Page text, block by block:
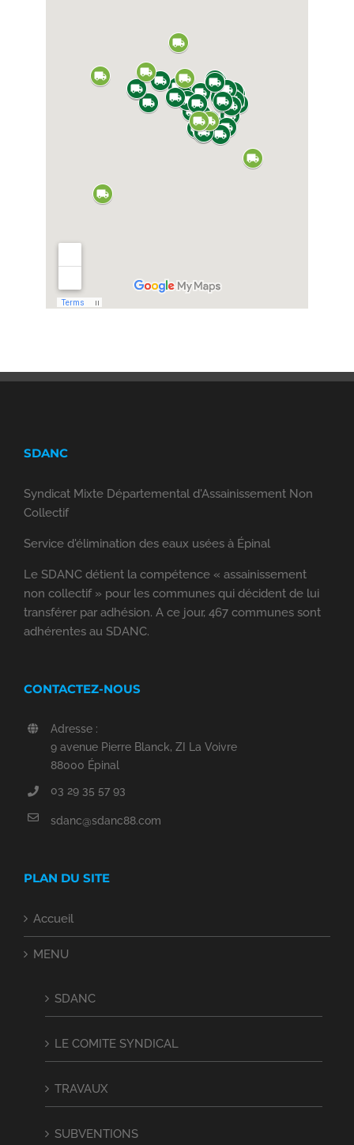
SDANC
Syndicat Mixte Départemental d'Assainissement Non
Collectif
Service d'élimination des eaux usées à Épinal
Le SDANC détient la compétence « assainissement
non collectif » pour les communes qui décident de lui
transférer par adhésion. A ce jour, 467 communes sont
adhérentes au SDANC.
CONTACTEZ-NOUS
Adresse :
9 avenue Pierre Blanck, ZI La Voivre
88000 Épinal
03 29 35 57 93
sdanc@sdanc88.com
PLAN DU SITE
Accueil
MENU
SDANC
LE COMITE SYNDICAL
TRAVAUX
SUBVENTIONS